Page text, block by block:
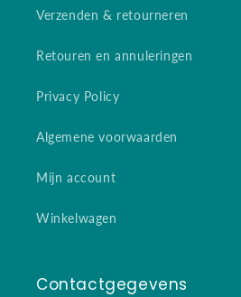
Verzenden & retourneren
Retouren en annuleringen
Privacy Policy
Algemene voorwaarden
Mijn account
Winkelwagen
Contactgegevens